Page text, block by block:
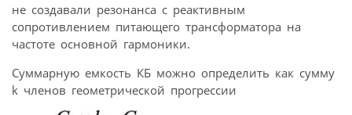
не создавали резонанса с реактивным
сопротивлением питающего трансформатора на
частоте основной гармоники.
Суммарную емкость КБ можно определить как сумму
k членов геометрической прогрессии